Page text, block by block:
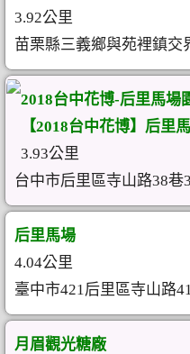
3.92公里
苗栗縣三義鄉與苑裡鎮交
2018台中花博-后里馬場
【2018台中花博】后里
3.93公里
台中市后里區寺山路38巷
后里馬場
4.04公里
臺中市421后里區寺山路
月眉觀光糖廠